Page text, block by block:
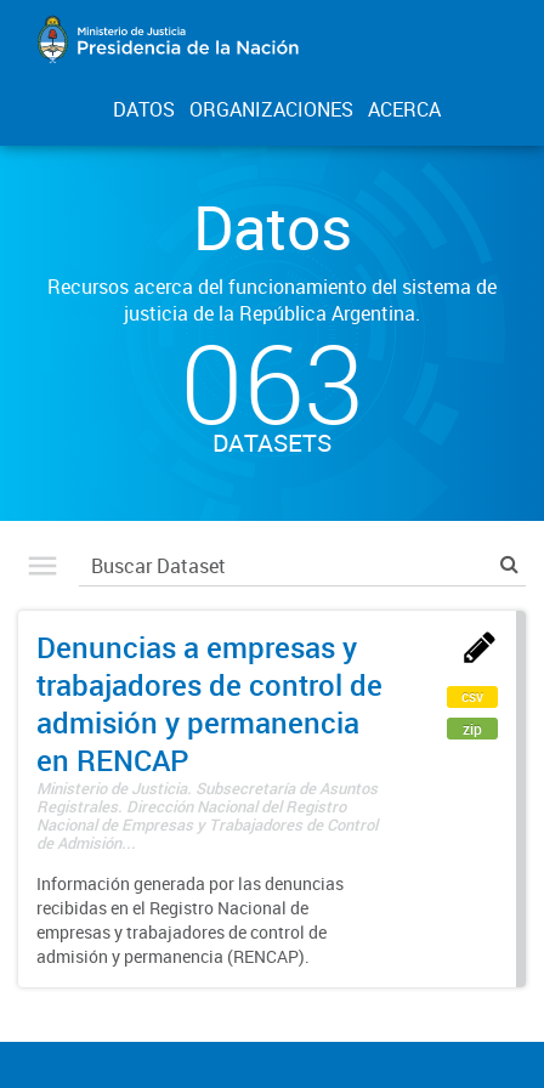
DATOS ORGANIZACIONES ACERCA
Datos
Recursos acerca del funcionamiento del sistema de
justicia de la República Argentina.
063
DATASETS
Denuncias a empresas y
trabajadores de control de
admisión y permanencia
en RENCAP
Ministerio de Justicia. Subsecretaría de Asuntos
Registrales. Dirección Nacional del Registro
Nacional de Empresas y Trabajadores de Control
de Admisión...
Información generada por las denuncias
recibidas en el Registro Nacional de
empresas y trabajadores de control de
admisión y permanencia (RENCAP).
csv
zip